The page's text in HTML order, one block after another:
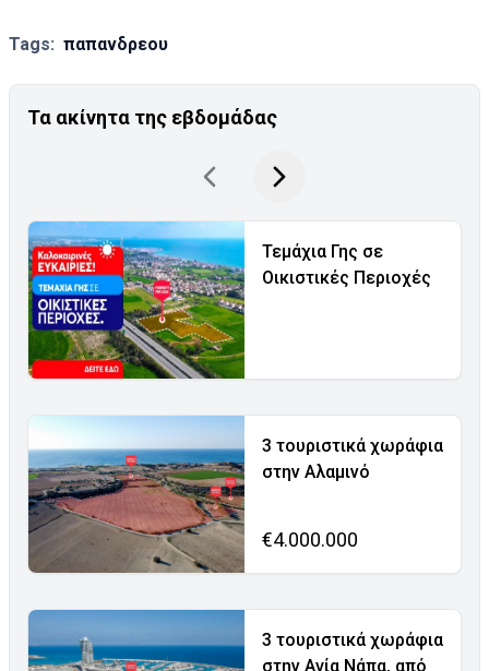
Tags: παπανδρεου
Τα ακίνητα της εβδομάδας
Τεμάχια Γης σε
Οικιστικές Περιοχές
3 τουριστικά χωράφια
στην Αλαμινό
€4.000.000
3 τουριστικά χωράφια
στην Αγία Νάπα, από